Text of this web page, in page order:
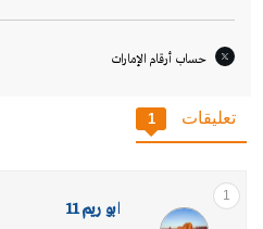
حساب أرقام الإمارات‎
تعليقات 1
1
ابو ريم 11